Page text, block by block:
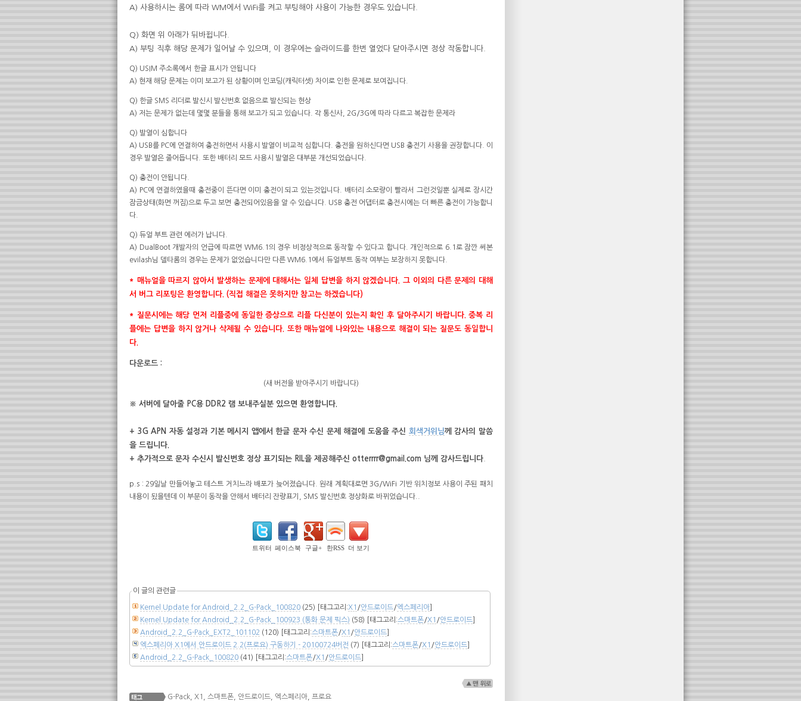
A) 사용하시는 롬에 따라 WM에서 WiFi를 켜고 부팅해야 사용이 가능한 경우도 있습니다.
Q) 화면 위 아래가 뒤바뀝니다.
A) 부팅 직후 해당 문제가 일어날 수 있으며, 이 경우에는 슬라이드를 한번 열었다 닫아주시면 정상 작동합니다.
Q) USIM 주소록에서 한글 표시가 안됩니다
A) 현재 해당 문제는 이미 보고가 된 상황이며 인코딩(캐릭터셋) 차이로 인한 문제로 보여집니다.
Q) 한글 SMS 리더로 발신시 발신번호 없음으로 발신되는 현상
A) 저는 문제가 없는데 몇몇 분들을 통해 보고가 되고 있습니다. 각 통신사, 2G/3G에 따라 다르고 복잡한 문제라
Q) 발열이 심합니다
A) USB를 PC에 연결하여 충전하면서 사용시 발열이 비교적 심합니다. 충전을 원하신다면 USB 충전기 사용을 권장합니다. 이
경우 발열은 줄어듭니다. 또한 배터리 모드 사용시 발열은 대부분 개선되었습니다.
Q) 충전이 안됩니다.
A) PC에 연결하였을때 충전중이 뜬다면 이미 충전이 되고 있는것입니다. 배터리 소모량이 빨라서 그런것일뿐 실제로 장시간
잠금상태(화면 꺼짐)으로 두고 보면 충전되어있음을 알 수 있습니다. USB 충전 어댑터로 충전시에는 더 빠른 충전이 가능합니
다.
Q) 듀얼 부트 관련 에러가 납니다.
A) DualBoot 개발자의 언급에 따르면 WM6.1의 경우 비정상적으로 동작할 수 있다고 합니다. 개인적으로 6.1로 잠깐 써본
evilash님 델타롬의 경우는 문제가 없었습니다만 다른 WM6.1에서 듀얼부트 동작 여부는 보장하지 못합니다.
* 매뉴얼을 따르지 않아서 발생하는 문제에 대해서는 일체 답변을 하지 않겠습니다. 그 이외의 다른 문제의 대해
서 버그 리포팅은 환영합니다. (직접 해결은 못하지만 참고는 하겠습니다)
* 질문시에는 해당 먼저 리플중에 동일한 증상으로 리플 다신분이 있는지 확인 후 달아주시기 바랍니다. 중복 리
플에는 답변을 하지 않거나 삭제될 수 있습니다. 또한 매뉴얼에 나와있는 내용으로 해결이 되는 질문도 동일합니
다.
다운로드 :
(새 버전을 받아주시기 바랍니다)
※ 서버에 달아줄 PC용 DDR2 램 보내주실분 있으면 환영합니다.
+ 3G APN 자동 설정과 기본 메시지 앱에서 한글 문자 수신 문제 해결에 도움을 주신 회색거위님께 감사의 말씀
을 드립니다.
+ 추가적으로 문자 수신시 발신번호 정상 표기되는 RIL을 제공해주신 otterrrr@gmail.com 님께 감사드립니다
p.s : 29일날 만들어놓고 테스트 거치느라 배포가 늦어졌습니다. 원래 계획대로면 3G/WiFi 기반 위치정보 사용이 주된 패치
내용이 됬을텐데 이 부분이 동작을 안해서 배터리 잔량표기, SMS 발신번호 정상화로 바뀌었습니다..
트위터 페이스북 구글+ 한RSS 더 보기
이 글의 관련글
Kernel Update for Android_2.2_G-Pack_100820 (25) [태그고리:X1 /안드로이드/엑스페리아
Kernel Update for Android_2.2_G-Pack_100923 (통화 문제 픽스) (58) [태그고리:스마트폰/X1 /안드로이드
Android_2.2_G-Pack_EXT2_101102 (120) [태그고리:스마트폰/X1 /안드로이드
엑스페리아 X1에서 안드로이드 2.2(프로요) 구동하기 - 20100724버전 (7) [태그고리:스마트폰/X1 /안드로이드
Android_2.2_G-Pack_100820 (41) [태그고리:스마트폰/X1 /안드로이드
G-Pack X1 스마트폰 안드로이드 엑스페리아 프로요